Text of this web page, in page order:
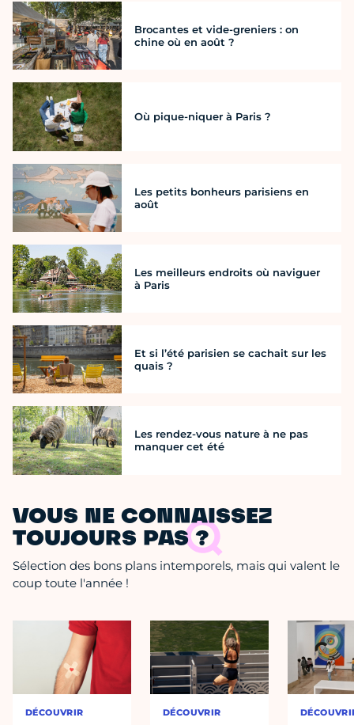
Brocantes et vide-greniers : on
chine où en août ?
Où pique-niquer à Paris ?
Les petits bonheurs parisiens en
août
Les meilleurs endroits où naviguer
à Paris
Et si l’été parisien se cachait sur les
quais ?
Les rendez-vous nature à ne pas
manquer cet été
VOUS NE CONNAISSEZ
TOUJOURS PAS ?
Sélection des bons plans intemporels, mais qui valent le
coup toute l'année !
DÉCOUVRIR DÉCOUVRIR